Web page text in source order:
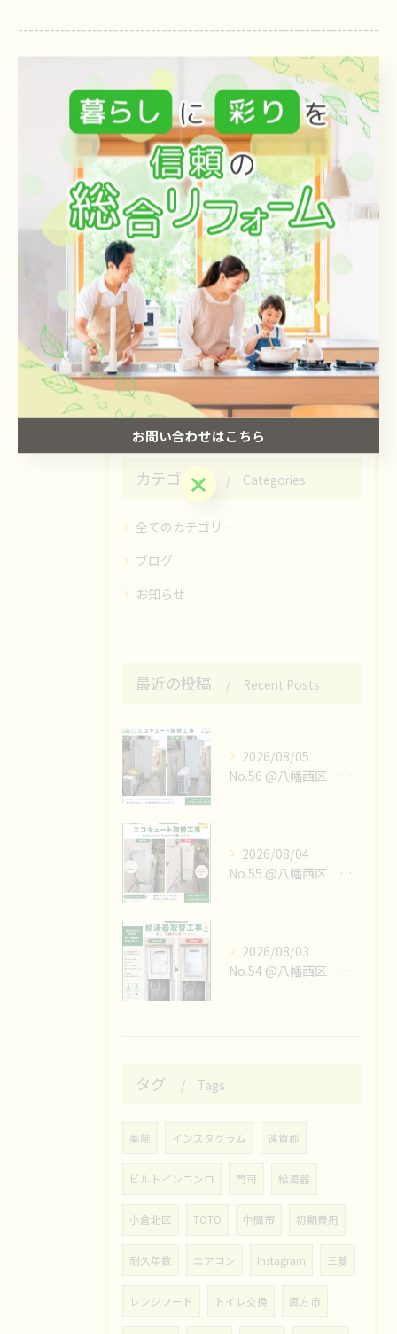
--------------------------------------------------------------------
福岡県遠賀郡芦屋町山鹿961-1
093-701-8720
FAX番号 :093-701-8721
--------------------------------------------------------------------
お知らせ
< 前のページ 一覧に戻る 次のページ >
カテゴリー Categories
全てのカテゴリー
ブログ
お知らせ
最近の投稿 Recent Posts
2026/08/05
No.56 @八幡西区 エコキュート取替工事👷‍♀️
2026/08/04
No.55 @八幡西区 エコキュート取替工事👷‍♀️
2026/08/03
No.54 @八幡西区 エコキュート取替工事👷‍♀️
タグ Tags
薬院 インスタグラム 遠賀郡
ビルトインコンロ 門司 給湯器
小倉北区 TOTO 中間市 初期費用
耐久年数 エアコン Instagram 三菱
レンジフード トイレ交換 直方市
お問い合わせはこちら
お問い合わせはこちら